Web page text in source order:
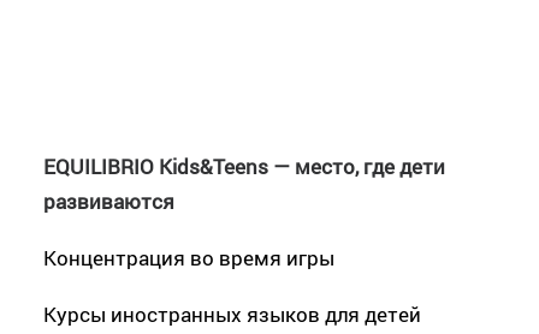
EQUILIBRIO Kids&Teens — место, где дети
развиваются
Концентрация во время игры
Курсы иностранных языков для детей